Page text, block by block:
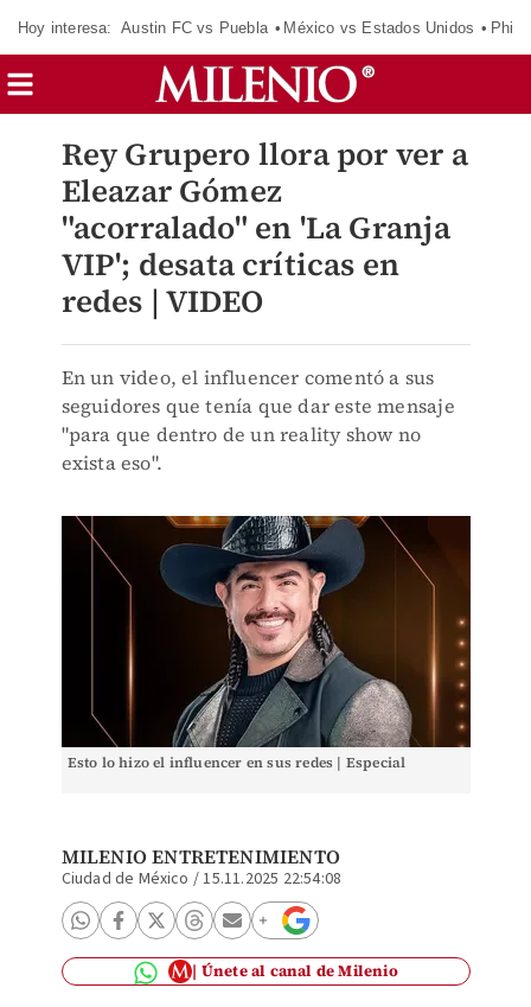
Hoy interesa: Austin FC vs Puebla México vs Estados Unidos
Rey Grupero llora por ver a
Eleazar Gómez
"acorralado" en 'La Granja
VIP'; desata críticas en
redes | VIDEO
En un video, el influencer comentó a sus
seguidores que tenía que dar este mensaje
"para que dentro de un reality show no
exista eso".
Esto lo hizo el influencer en sus redes | Especial
MILENIO ENTRETENIMIENTO
Ciudad de México /15.11.2025 22:54:08
Únete al canal de Milenio